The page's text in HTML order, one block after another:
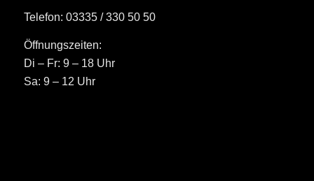
Telefon: 03335 / 330 50 50
Öffnungszeiten:
Di – Fr: 9 – 18 Uhr
Sa: 9 – 12 Uhr